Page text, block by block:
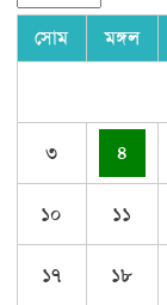
সোম মঙ্গল
৩ ৪
১০ ১১
১৭ ১৮